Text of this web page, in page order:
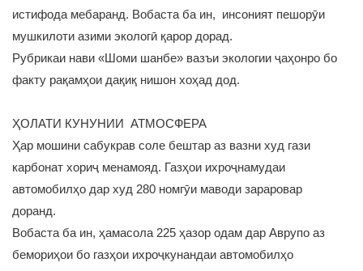
истифода мебаранд. Вобаста ба ин, инсоният пешорӯи
мушкилоти азими экологӣ қарор дорад.
Рубрикаи нави «Шоми шанбе» вазъи экологии ҷаҳонро бо
факту рақамҳои дақиқ нишон хоҳад дод.
ҲОЛАТИ КУНУНИИ АТМОСФЕРА
Ҳар мошини сабукрав соле бештар аз вазни худ гази
карбонат хориҷ менамояд. Газҳои ихроҷнамудаи
автомобилҳо дар худ 280 номгӯи маводи зараровар
доранд.
Вобаста ба ин, ҳамасола 225 ҳазор одам дар Аврупо аз
бемориҳои бо газҳои ихроҷкунандаи автомобилҳо